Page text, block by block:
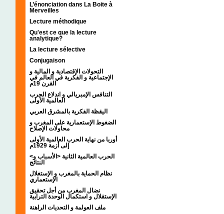
L’énonciation dans La Boite à
Merveilles
Lecture méthodique
Qu'est ce que la lecture
analytique?
La lecture sélective
Conjugaison
التحولات الإقتصادية و المالية و
الإجتماعية و الفكرية في العالم في
القرن 19م
التنافس الإمبريالي و اندلاع الحرب
العالمية الأولى
اليقظة الفكرية بالمشرق العربي
الضغوط الإستعمارية على المغرب و
محاولات الإصلاح
أوربا من نهاية الحرب العالمية الأولى
إلى أزمة 1929م
<الحرب العالمية الثانية <الأسباب و
النتائج
نظام الحماية بالمغرب و الإستغلال
الإستعماري
نضال المغرب من أجل تحقيق
الإستقلال و استكمال الوحدة الترابية
ملف العولمة و التحديات الراهنة